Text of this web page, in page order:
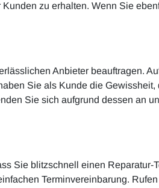
zu erhalten. Wenn Sie
Anbieter beauftragen.
Sie als Kunde die
Sie sich aufgrund dessen an
Sie blitzschnell einen
Terminvereinbarung.